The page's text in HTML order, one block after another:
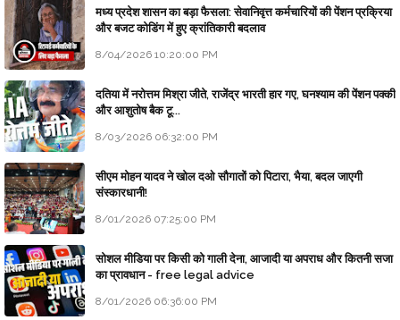
मध्य प्रदेश शासन का बड़ा फैसला: सेवानिवृत्त कर्मचारियों की पेंशन प्रक्रिया
और बजट कोडिंग में हुए क्रांतिकारी बदलाव
8/04/2026 10:20:00 PM
दतिया में नरोत्तम मिश्रा जीते, राजेंद्र भारती हार गए, घनश्याम की पेंशन पक्की
और आशुतोष बैक टू...
8/03/2026 06:32:00 PM
सीएम मोहन यादव ने खोल दओ सौगातों को पिटारा, भैया, बदल जाएगी
संस्कारधानी!
8/01/2026 07:25:00 PM
सोशल मीडिया पर किसी को गाली देना, आजादी या अपराध और कितनी सजा
का प्रावधान - free legal advice
8/01/2026 06:36:00 PM